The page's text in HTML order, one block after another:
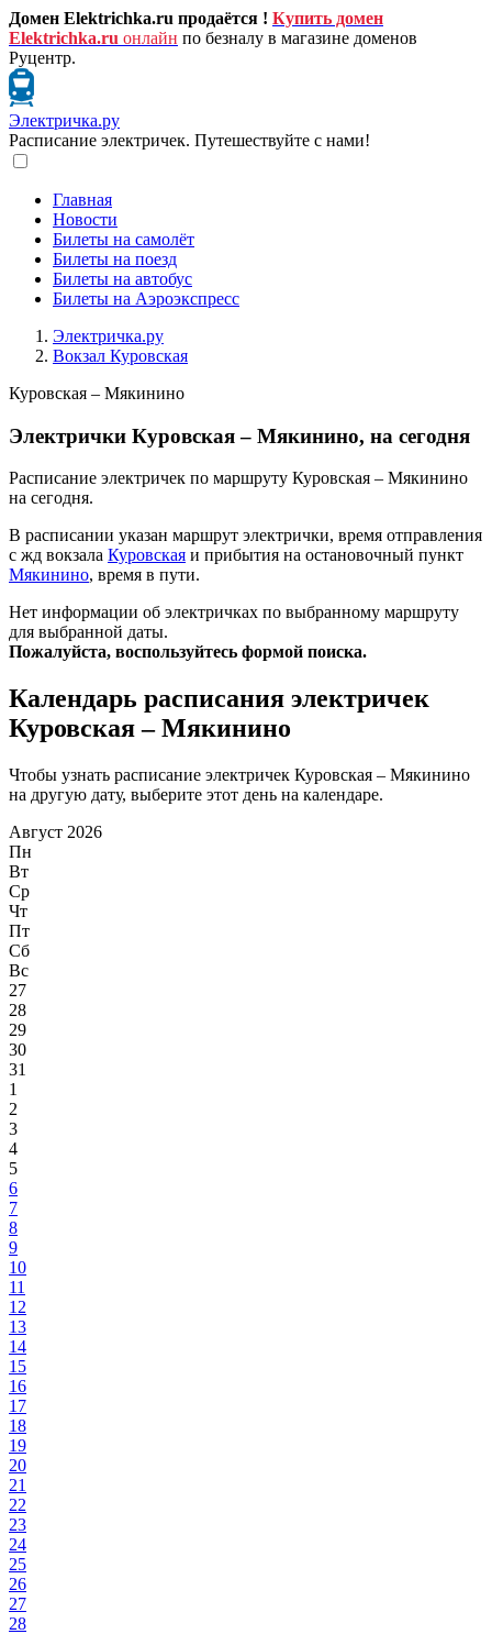
Домен Elektrichka.ru продаётся ! Купить домен
Elektrichka.ru онлайн по безналу в магазине доменов
Руцентр.
Электричка.ру
Расписание электричек. Путешествуйте с нами!
Главная
Новости
Билеты на самолёт
Билеты на поезд
Билеты на автобус
Билеты на Аэроэкспресс
Электричка.ру
Вокзал Куровская
Куровская – Мякинино
Электрички Куровская – Мякинино, на сегодня
Расписание электричек по маршруту Куровская – Мякинино
на сегодня.
В расписании указан маршрут электрички, время отправления
с жд вокзала Куровская и прибытия на остановочный пункт
Мякинино, время в пути.
Нет информации об электричках по выбранному маршруту
для выбранной даты.
Пожалуйста, воспользуйтесь формой поиска.
Календарь расписания электричек
Куровская – Мякинино
Чтобы узнать расписание электричек Куровская – Мякинино
на другую дату, выберите этот день на календаре.
Август 2026
Пн
Вт
Ср
Чт
Пт
Сб
Вс
27
28
29
30
31
1
2
3
4
5
6
7
8
9
10
11
12
13
14
15
16
17
18
19
20
21
22
23
24
25
26
27
28